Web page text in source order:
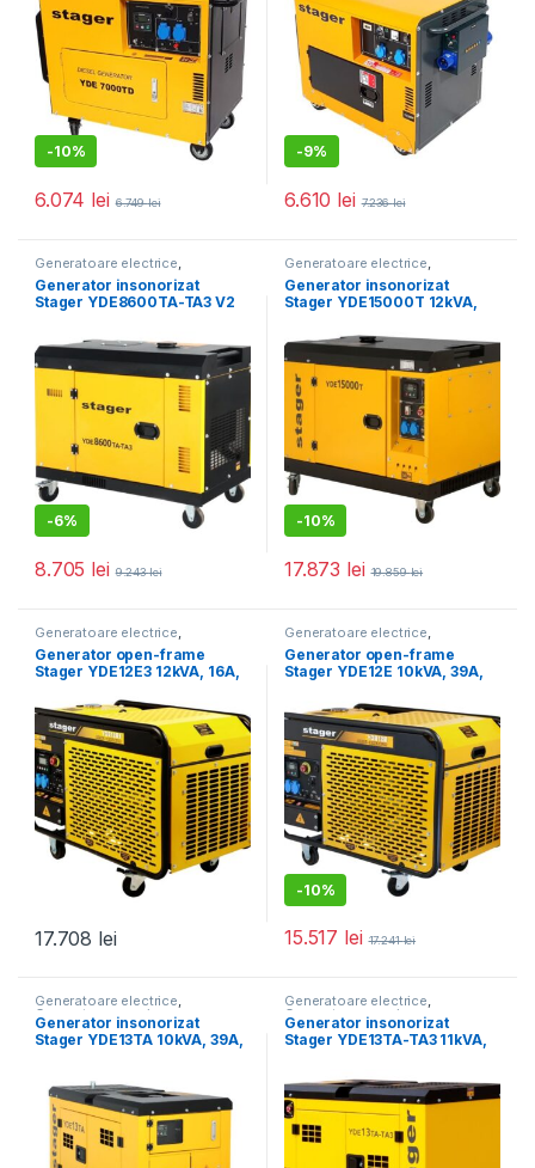
-10%
6.074 lei 6.749lei
-9%
6.610 lei 7.236lei
Generatoare electrice,
Generatoare mari
Generator insonorizat
Stager YDE8600TA-TA3 V2
-6%
8.705 lei 9.243lei
Generatoare electrice,
Generatoare mari
Generator insonorizat
Stager YDE15000T 12kVA,
diesel, pornire electrica
-10%
17.873 lei 19.859lei
Generatoare electrice
Generator open-frame
Stager YDE12E3 12kVA, 16A,
pornire electrica
17.708 lei
Generatoare electrice
Generator open-frame
Stager YDE12E 10kVA, 39A,
diesel, pornire electrica
-10%
15.517 lei 17.241lei
Generatoare electrice,
Generatoare mari
Generator insonorizat
Stager YDE13TA 10kVA, 39A,
Generatoare electrice,
Generatoare mari
Generator insonorizat
Stager YDE13TA-TA3 11kVA,